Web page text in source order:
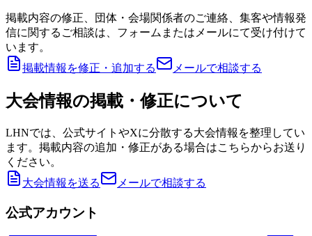
掲載内容の修正、団体・会場関係者のご連絡、集客や情報発
信に関するご相談は、フォームまたはメールにて受け付けて
います。
掲載情報を修正・追加する
メールで相談する
大会情報の掲載・修正について
LHNでは、公式サイトやXに分散する大会情報を整理してい
ます。掲載内容の追加・修正がある場合はこちらからお送り
ください。
大会情報を送る
メールで相談する
公式アカウント